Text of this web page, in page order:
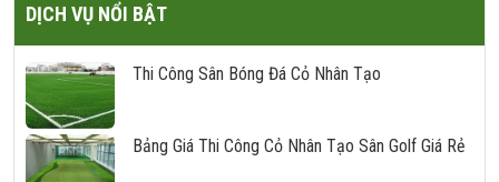
DỊCH VỤ NỔI BẬT
Thi Công Sân Bóng Đá Cỏ Nhân Tạo
Bảng Giá Thi Công Cỏ Nhân Tạo Sân Golf Giá Rẻ